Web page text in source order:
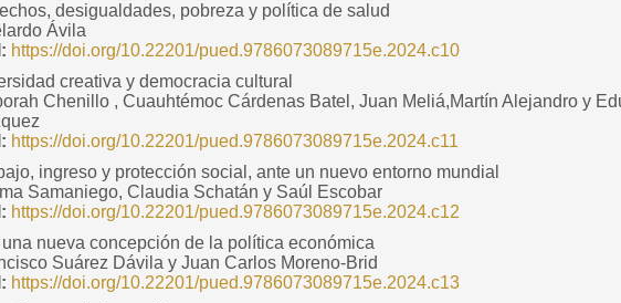
desigualdades, pobreza y política de salud
Ávila
https://doi.org/10.22201/pued.9786073089715e.2024.c10
creativa y democracia cultural
Chenillo , Cuauhtémoc Cárdenas Batel, Juan Meliá,Martín Alejandro y
https://doi.org/10.22201/pued.9786073089715e.2024.c11
ingreso y protección social, ante un nuevo entorno mundial
Samaniego, Claudia Schatán y Saúl Escobar
https://doi.org/10.22201/pued.9786073089715e.2024.c12
una nueva concepción de la política económica
Suárez Dávila y Juan Carlos Moreno-Brid
https://doi.org/10.22201/pued.9786073089715e.2024.c13